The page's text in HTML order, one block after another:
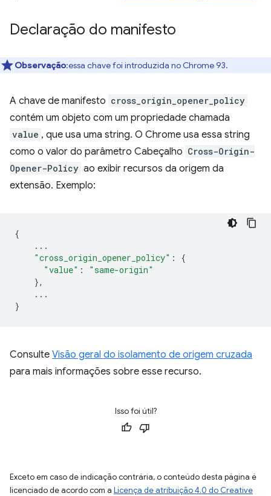
Declaração do manifesto
Observação:essa chave foi introduzida no Chrome 93.
A chave de manifesto cross_origin_opener_policy
contém um objeto com um propriedade chamada
value , que usa uma string. O Chrome usa essa string
como o valor do parâmetro Cabeçalho Cross-Origin-
Opener-Policy ao exibir recursos da origem da
extensão. Exemplo:
{
...
"cross_origin_opener_policy" :
{
"value" :
"same-origin"
},
...
}
Consulte Visão geral do isolamento de origem cruzada
para mais informações sobre esse recurso.
Isso foi útil?
Exceto em caso de indicação contrária, o conteúdo desta página é
licenciado de acordo com a Licença de atribuição 4.0 do Creative